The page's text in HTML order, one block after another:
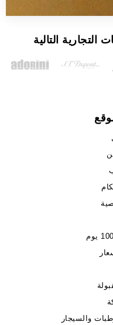
والسيجار